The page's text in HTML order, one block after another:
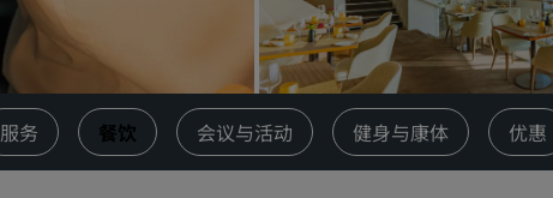
服务 餐饮 会议与活动 健身与康体 优惠